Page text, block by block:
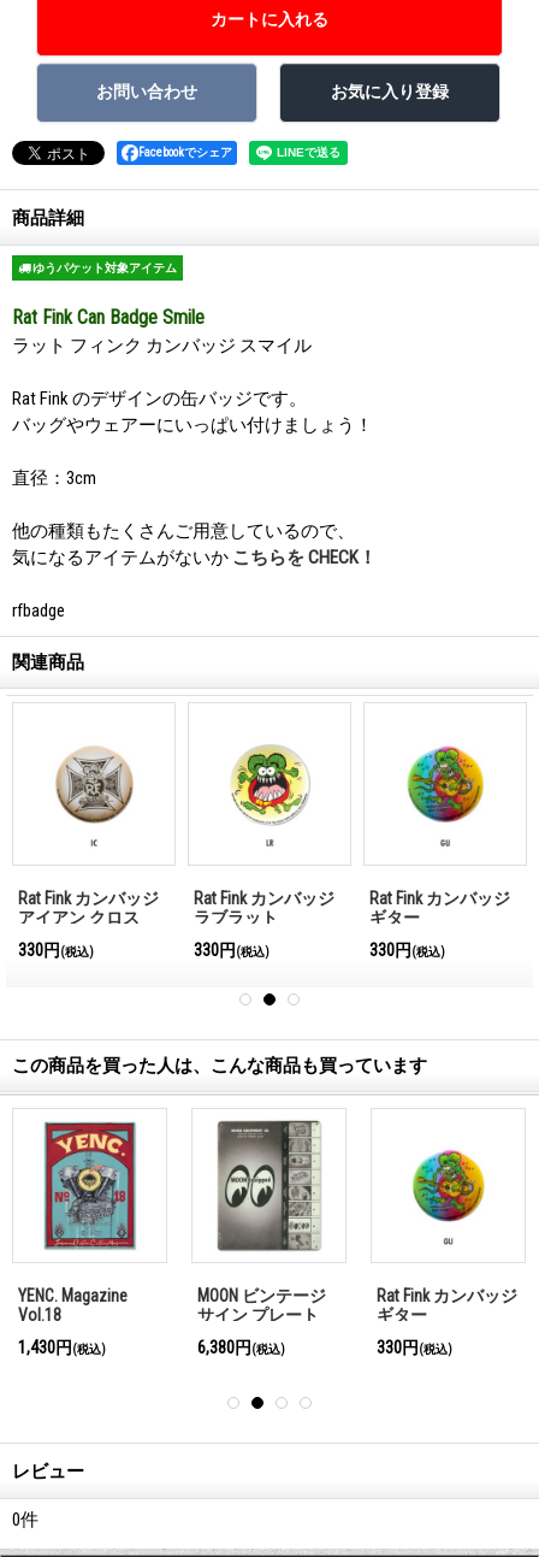
Facebookでシェア
商品詳細
ゆうパケット対象アイテム
Rat Fink Can Badge Smile
ラット フィンク カンバッジ スマイル
Rat Fink のデザインの缶バッジです。
バッグやウェアーにいっぱい付けましょう！
直径：3cm
他の種類もたくさんご用意しているので、
気になるアイテムがないか こちらを CHECK！
rfbadge
関連商品
Rat Fink カンバッジ
アイアン クロス
330円 (税込)
Rat Fink カンバッジ
ラブラット
330円 (税込)
Rat Fink カンバッジ
ギター
330円 (税込)
この商品を買った人は、こんな商品も買っています
YENC. Magazine
Vol.18
1,430円 (税込)
MOON ビンテージ
サイン プレート
6,380円 (税込)
Rat Fink カンバッジ
ギター
330円 (税込)
レビュー
0件